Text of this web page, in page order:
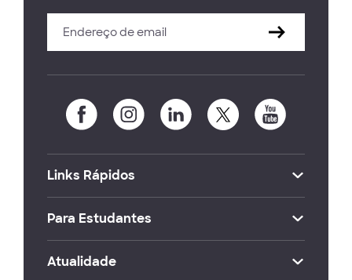
Links Rápidos
Para Estudantes
Atualidade